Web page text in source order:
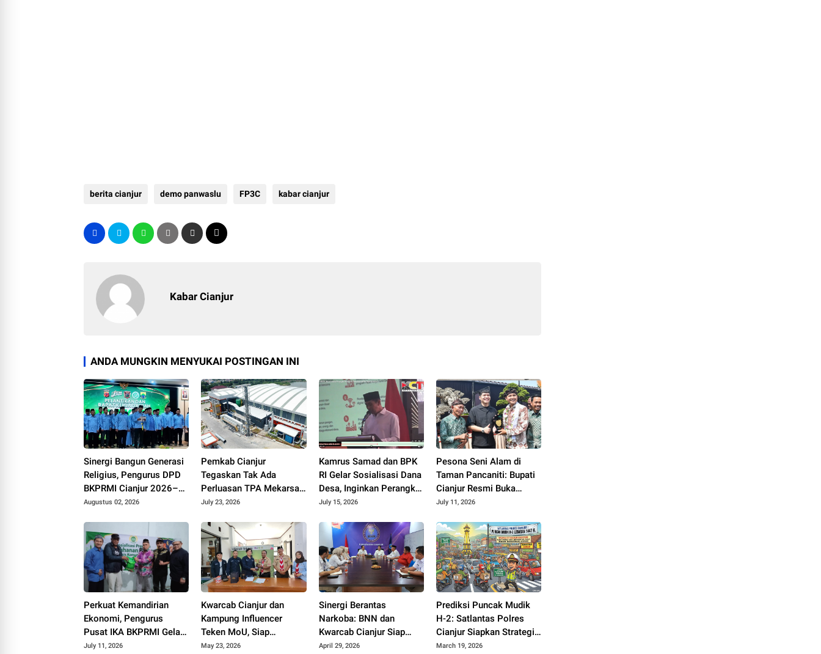
berita cianjur demo panwaslu FP3C kabar cianjur
Kabar Cianjur
ANDA MUNGKIN MENYUKAI POSTINGAN INI
Sinergi Bangun Generasi
Religius, Pengurus DPD
BKPRMI Cianjur 2026–
2031 Resmi Dilantik di
Augustus 02, 2026
Pemkab Cianjur
Tegaskan Tak Ada
Perluasan TPA Mekarsari
pada 2026
July 23, 2026
Kamrus Samad dan BPK
RI Gelar Sosialisasi Dana
Desa, Inginkan Perangkat
Desa di Cianjur Tidur
Hukum
July 15, 2026
Pesona Seni Alam di
Taman Pancaniti: Bupati
Cianjur Resmi Buka
Kontes dan Pameran
Bupati Cup
July 11, 2026
Perkuat Kemandirian
Ekonomi, Pengurus
Pusat IKA BKPRMI Gelar
Sosialisasi Ketahanan
July 11, 2026
Kwarcab Cianjur dan
Kampung Influencer
Teken MoU, Siap
Lahirkan Ratusan Kreator
May 23, 2026
Sinergi Berantas
Narkoba: BNN dan
Kwarcab Cianjur Siap
Bentuk Saka Anti
April 29, 2026
Prediksi Puncak Mudik
H-2: Satlantas Polres
Cianjur Siapkan Strategi
Pecah Arus ke Jalur
March 19, 2026